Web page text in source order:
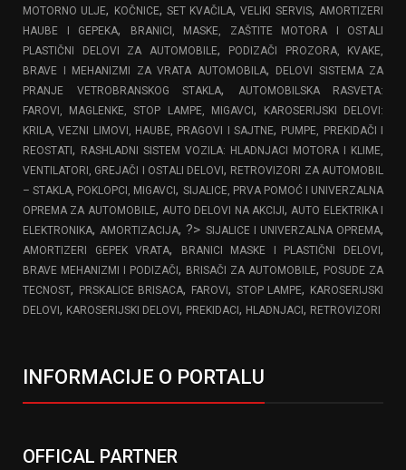
MOTORNO ULJE, KOČNICE, SET KVAČILA,VELIKI SERVIS, AMORTIZERI
HAUBE I GEPEKA,
BRANICI, MASKE, ZAŠTITE MOTORA I OSTALI
PLASTIČNI DELOVI ZA AUTOMOBILE,
PODIZAČI PROZORA, KVAKE,
BRAVE I MEHANIZMI ZA VRATA AUTOMOBILA,
DELOVI SISTEMA ZA
PRANJE VETROBRANSKOG STAKLA,
AUTOMOBILSKA RASVETA:
FAROVI, MAGLENKE, STOP LAMPE, MIGAVCI,
KAROSERIJSKI DELOVI:
KRILA, VEZNI LIMOVI, HAUBE, PRAGOVI I SAJTNE, PUMPE, PREKIDAČI I
REOSTATI, RASHLADNI SISTEM VOZILA: HLADNJACI MOTORA I KLIME,
VENTILATORI, GREJAČI I OSTALI DELOVI, RETROVIZORI ZA AUTOMOBIL
– STAKLA, POKLOPCI, MIGAVCI, SIJALICE, PRVA POMOĆ I UNIVERZALNA
OPREMA ZA AUTOMOBILE, AUTO DELOVI NA AKCIJI, AUTO ELEKTRIKA I
ELEKTRONIKA, AMORTIZACIJA, ?> SIJALICE I UNIVERZALNA OPREMA,
AMORTIZERI GEPEK VRATA, BRANICI MASKE I PLASTIČNI DELOVI,
BRAVE MEHANIZMI I PODIZAČI, BRISAČI ZA AUTOMOBILE, POSUDE ZA
TECNOST, PRSKALICE BRISACA, FAROVI, STOP LAMPE, KAROSERIJSKI
DELOVI, KAROSERIJSKI DELOVI, PREKIDACI, HLADNJACI, RETROVIZORI
INFORMACIJE O PORTALU
OFFICAL PARTNER